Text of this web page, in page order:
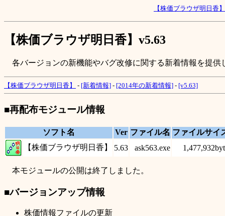
【株価ブラウザ明日香】
【株価ブラウザ明日香】v5.63
各バージョンの新機能やバグ改修に関する新着情報を提供
【株価ブラウザ明日香】 - [新着情報] - [2014年の新着情報] - [v5.63]
■再配布モジュール情報
ソフト名 Ver ファイル名 ファイルサイ
【株価ブラウザ明日香】
5.63 ask563.exe
本モジュールの公開は終了しました。
■バージョンアップ情報
株価情報ファイルの更新